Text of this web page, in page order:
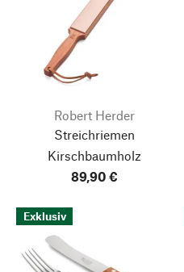
Robert Herder
Streichriemen
Kirschbaumholz
89,90 €
Exklusiv